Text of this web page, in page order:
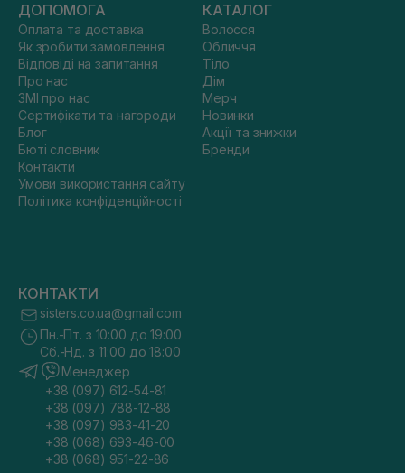
ДОПОМОГА
Оплата та доставка
Як зробити замовлення
Відповіді на запитання
Про нас
ЗМІ про нас
Сертифікати та нагороди
Блог
Бюті словник
Контакти
Умови використання сайту
Політика конфіденційності
КАТАЛОГ
Волосся
Обличчя
Тіло
Дім
Мерч
Новинки
Акції та знижки
Бренди
КОНТАКТИ
sisters.co.ua@gmail.com
Пн.-Пт. з 10:00 до 19:00
Сб.-Нд. з 11:00 до 18:00
Менеджер
+38 (097) 612-54-81
+38 (097) 788-12-88
+38 (097) 983-41-20
+38 (068) 693-46-00
+38 (068) 951-22-86